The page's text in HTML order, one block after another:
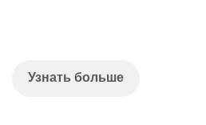
Узнать больше